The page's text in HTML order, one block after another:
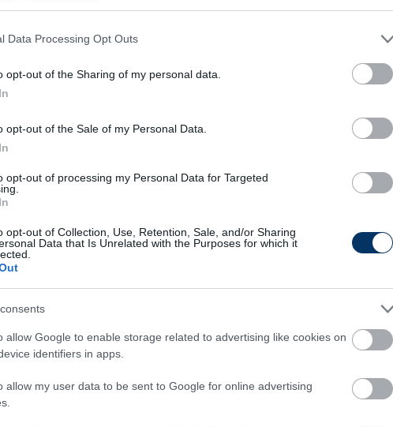
Data Processing Opt Outs
opt-out of the Sharing of my personal data.
opt-out of the Sale of my Personal Data.
opt-out of processing my Personal Data for Targeted
opt-out of Collection, Use, Retention, Sale, and/or Sharing
Data that Is Unrelated with the Purposes for which it
allow Google to enable storage related to advertising like cookies on
identifiers in apps.
allow my user data to be sent to Google for online advertising
sportigazgatója)
FC elnöke)